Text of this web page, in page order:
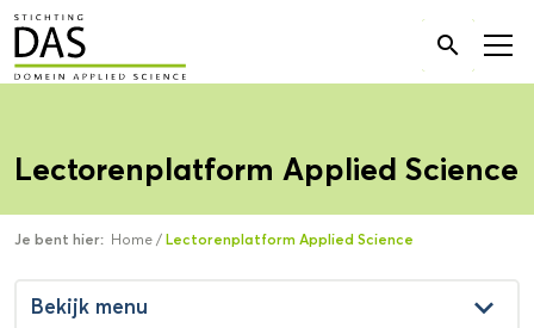
Zoek
naar:

Lectorenplatform Applied Science
Je bent hier: Home / Lectorenplatform Applied Science
Bekijk menu keyboard_arrow_down